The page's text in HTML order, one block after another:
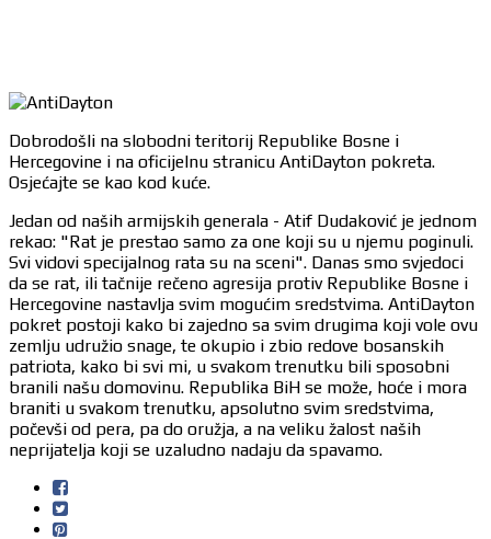
Dobrodošli na slobodni teritorij Republike Bosne i
Hercegovine i na oficijelnu stranicu AntiDayton pokreta.
Osjećajte se kao kod kuće.
Jedan od naših armijskih generala - Atif Dudaković je jednom
rekao: "Rat je prestao samo za one koji su u njemu poginuli.
Svi vidovi specijalnog rata su na sceni". Danas smo svjedoci
da se rat, ili tačnije rečeno agresija protiv Republike Bosne i
Hercegovine nastavlja svim mogućim sredstvima. AntiDayton
pokret postoji kako bi zajedno sa svim drugima koji vole ovu
zemlju udružio snage, te okupio i zbio redove bosanskih
patriota, kako bi svi mi, u svakom trenutku bili sposobni
branili našu domovinu. Republika BiH se može, hoće i mora
braniti u svakom trenutku, apsolutno svim sredstvima,
počevši od pera, pa do oružja, a na veliku žalost naših
neprijatelja koji se uzaludno nadaju da spavamo.